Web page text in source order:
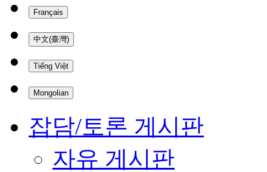
Français
中文(臺灣)
Tiếng Việt
Mongolian
잡담/토론 게시판
자유 게시판